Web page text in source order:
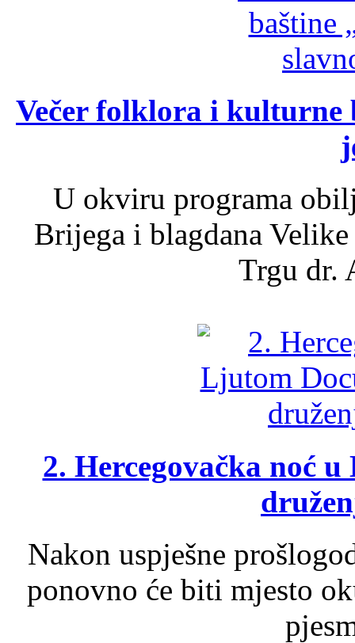
Večer folklora i kulturne
U okviru programa
Brijega i blagdana
Trgu dr.
2. Hercegovačka noć
Nakon uspješne
ponovno će biti mjesto